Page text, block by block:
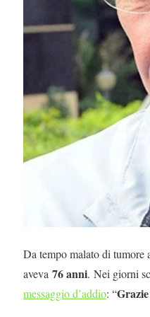
Da tempo malato di tumore
aveva 76 anni. Nei giorni
messaggio d’addio: “